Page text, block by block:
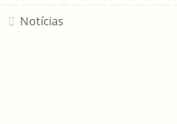
Notícias